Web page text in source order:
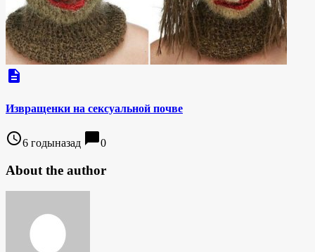
description
Извращенки на сексуальной почве
access_time6 годыназад chat_bubble0
About the author